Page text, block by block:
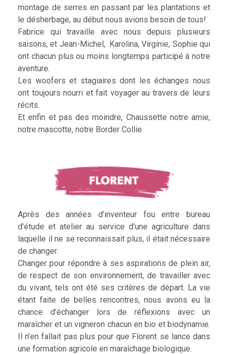
montage de serres en passant par les plantations et
le désherbage, au début nous avions besoin de tous!
Fabrice qui travaille avec nous depuis plusieurs
saisons, et Jean-Michel, Karolina, Virginie, Sophie qui
ont chacun plus ou moins longtemps participé à notre
aventure.
Les woofers et stagiaires dont les échanges nous
ont toujours nourri et fait voyager au travers de leurs
récits.
Et enfin et pas des moindre, Chaussette notre amie,
notre mascotte, notre Border Collie.
Après des années d’inventeur fou entre bureau
d’étude et atelier au service d’une agriculture dans
laquelle il ne se reconnaissait plus, il était nécessaire
de changer.
Changer pour répondre à ses aspirations de plein air,
de respect de son environnement, de travailler avec
du vivant, tels ont été ses critères de départ. La vie
étant faite de belles rencontres, nous avons eu la
chance d’échanger lors de réflexions avec un
maraîcher et un vigneron chacun en bio et biodynamie.
Il n’en fallait pas plus pour que Florent se lance dans
une formation agricole en maraîchage biologique.